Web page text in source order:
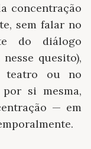
concentração
sem falar no
do diálogo
quesito),
teatro ou no
si mesma,
— em